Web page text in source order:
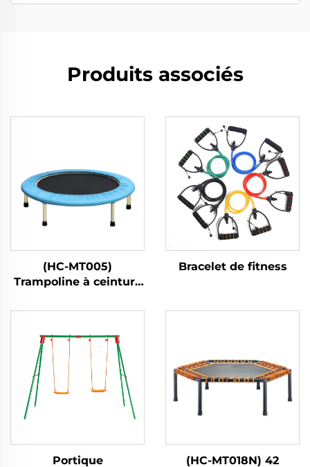
Produits associés
(HC-MT005)
Trampoline à ceinture
Bracelet de fitness
Portique (HC-MT018N) 42